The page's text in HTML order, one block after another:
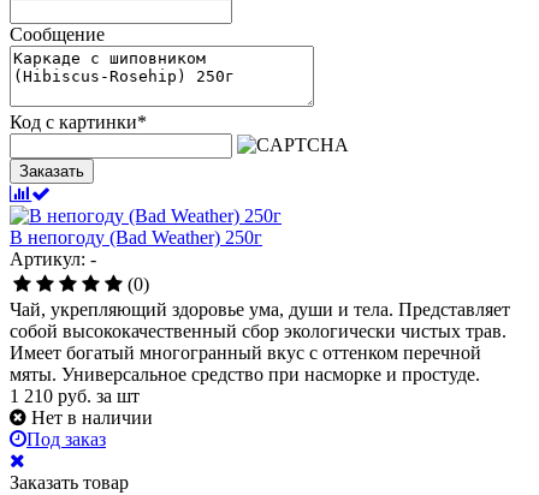
Сообщение
Код с картинки*
Заказать
В непогоду (Bad Weather) 250г
Артикул: -
(0)
Чай, укрепляющий здоровье ума, души и тела. Представляет
собой высококачественный сбор экологически чистых трав.
Имеет богатый многогранный вкус с оттенком перечной
мяты. Универсальное средство при насморке и простуде.
1 210 руб. за шт
Нет в наличии
Под заказ
Заказать товар